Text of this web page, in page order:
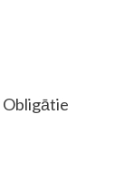
Obligātie